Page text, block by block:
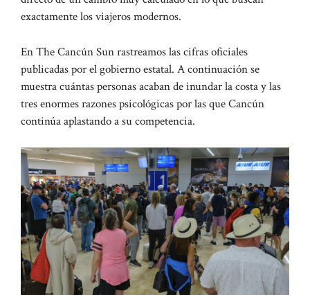
exactamente los viajeros modernos.
En The Cancún Sun rastreamos las cifras oficiales
publicadas por el gobierno estatal. A continuación se
muestra cuántas personas acaban de inundar la costa y las
tres enormes razones psicológicas por las que Cancún
continúa aplastando a su competencia.